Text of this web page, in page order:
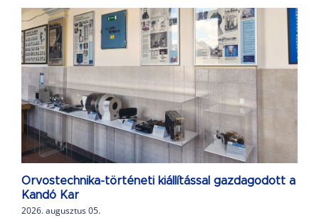
Orvostechnika-történeti kiállítással gazdagodott a
Kandó Kar
2026. augusztus 05.